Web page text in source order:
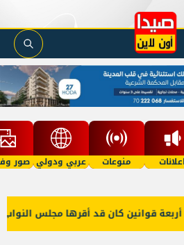
اعلانات منوعات عربي ودولي صور
قوانين كان قد أقرها مجلس النواب